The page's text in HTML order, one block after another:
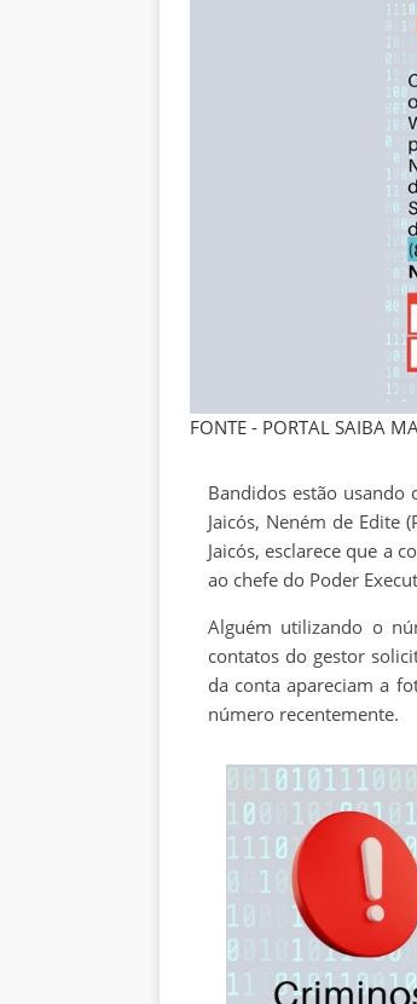
FONTE - PORTAL SAIBA
Bandidos estão usando
Jaicós, Neném de Edite
Jaicós, esclarece que a
ao chefe do Poder
Alguém utilizando o
contatos do gestor
da conta apareciam a
número recentemente.